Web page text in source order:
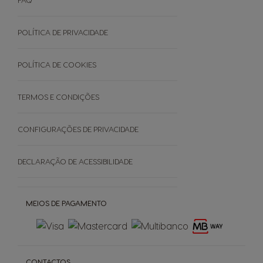
EVENTOS
Manuais De Utilizador
Garantias
Promoções
SOBRE
Cápsulas Castanhas
MEIOS DE PAGAMENTO
CONTACTOS
POLÍTICA DE PRIVACIDADE
POLÍTICA DE COOKIES
TERMOS E CONDIÇÕES
CONFIGURAÇÕES DE PRIVACIDADE
DECLARAÇÃO DE ACESSIBILIDADE